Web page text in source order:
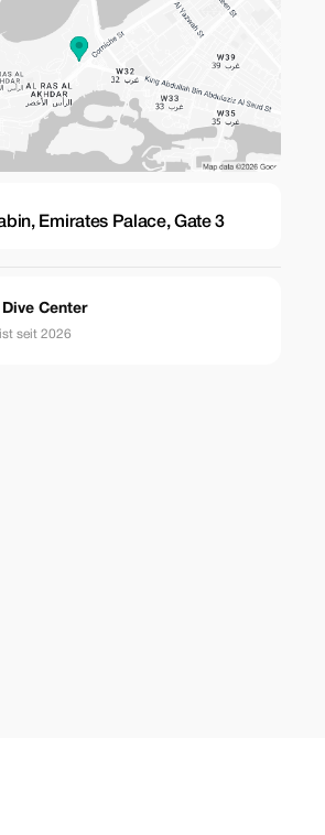
Emirates Palace, Gate 3
Center
seit 2026